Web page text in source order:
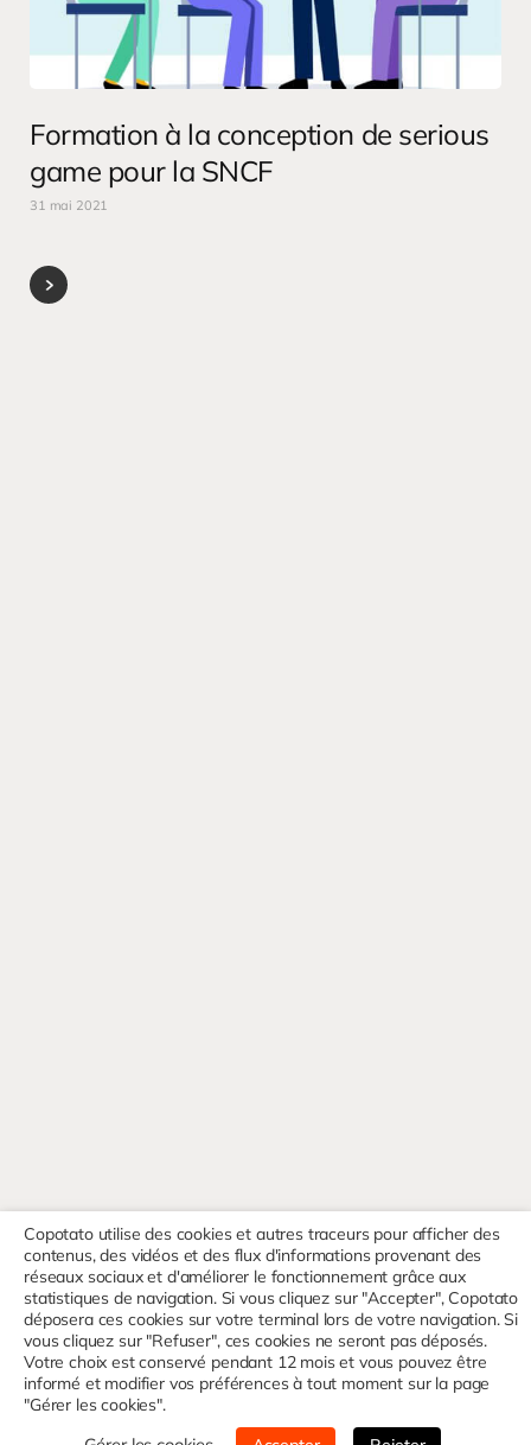
Formation à la conception de serious
game pour la SNCF
31 mai 2021
Copotato utilise des cookies et autres traceurs pour afficher des
contenus, des vidéos et des flux d'informations provenant des
réseaux sociaux et d'améliorer le fonctionnement grâce aux
statistiques de navigation. Si vous cliquez sur "Accepter", Copotato
déposera ces cookies sur votre terminal lors de votre navigation. Si
vous cliquez sur "Refuser", ces cookies ne seront pas déposés.
Votre choix est conservé pendant 12 mois et vous pouvez être
informé et modifier vos préférences à tout moment sur la page
"Gérer les cookies".